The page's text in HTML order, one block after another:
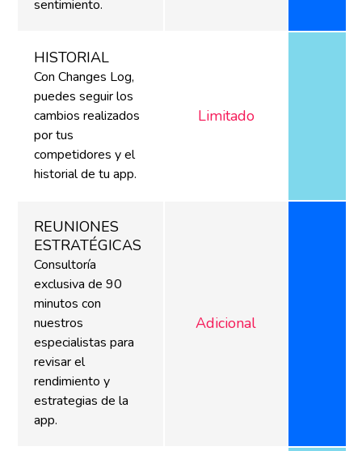
sentimiento.
HISTORIAL
Con Changes Log,
puedes seguir los
cambios realizados
por tus
competidores y el
historial de tu app.
Limitado
REUNIONES
ESTRATÉGICAS
Consultoría
exclusiva de 90
minutos con
nuestros
especialistas para
revisar el
rendimiento y
estrategias de la
app.
Adicional